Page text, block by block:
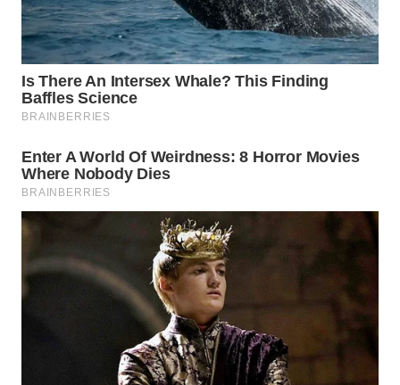
Wahana
Media
Group
WAHANA
NEWS
WAHANA
TANI
ADVOKAT